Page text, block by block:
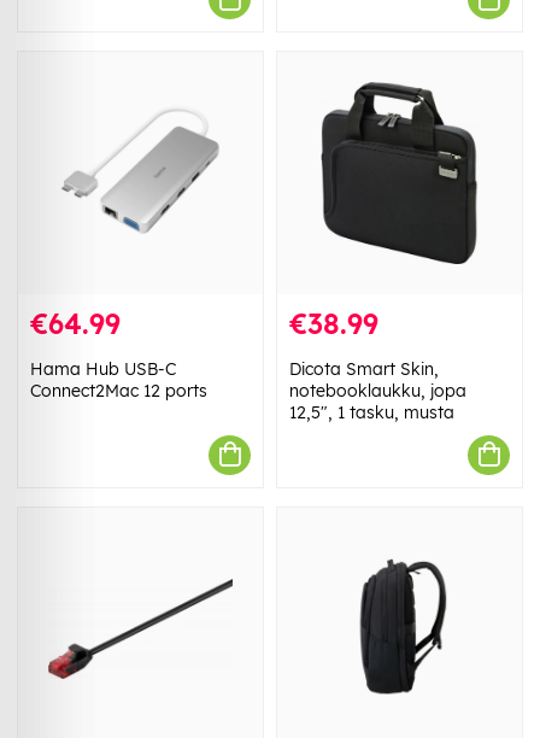
€64.99
Hama Hub USB-C
Connect2Mac 12 ports
€38.99
Dicota Smart Skin,
notebooklaukku, jopa
12,5", 1 tasku, musta